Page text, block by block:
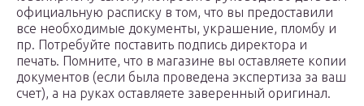
официальную расписку в том, что вы предоставили
все необходимые документы, украшение, пломбу и
пр. Потребуйте поставить подпись директора и
печать. Помните, что в магазине вы оставляете копии
документов (если была проведена экспертиза за ваш
счет), а на руках оставляете заверенный оригинал.